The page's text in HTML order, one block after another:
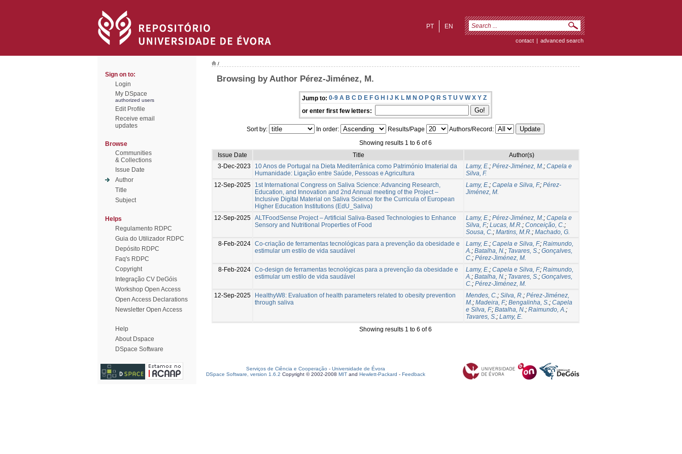
EN
PT
contact | advanced search
Sign on to:
Login
My DSpace
authorized users
Edit Profile
Receive email
updates
Browse
Communities
& Collections
Issue Date
Author
Title
Subject
Helps
Regulamento RDPC
Guia do Utilizador RDPC
Depósito RDPC
Faq's RDPC
Copyright
Integração CV DeGóis
Workshop Open Access
Open Access Declarations
Newsletter Open Access
Help
About Dspace
DSpace Software
/
Browsing by Author Pérez-Jiménez, M.
Jump to: 0-9 A B C D E F G H I J K L M N O P Q R S T U V W X Y Z
or enter first few letters:
Sort by: In order: Results/Page
Authors/Record:
Showing results 1 to 6 of 6
Issue Date
Title
Author(s)
3-Dec-2023
10 Anos de Portugal na Dieta Mediterrânica como Património Imaterial da
Humanidade: Ligação entre Saúde, Pessoas e Agricultura
Lamy, E.; Pérez-Jiménez, M.; Capela e
Silva, F.
12-Sep-2025
1st International Congress on Saliva Science: Advancing Research,
Education, and Innovation and 2nd Annual meeting of the Project –
Inclusive Digital Material on Saliva Science for the Curricula of European
Higher Education Institutions (EdU_Saliva)
Lamy, E.; Capela e Silva, F.; Pérez-
Jiménez, M.
12-Sep-2025 ALTFoodSense Project – Artificial Saliva-Based Technologies to Enhance
Sensory and Nutritional Properties of Food
Lamy, E.; Pérez-Jiménez, M.; Capela e
Silva, F.; Lucas, M.R.; Conceição, C.;
Sousa, C.; Martins, M.R.; Machado, G.
8-Feb-2024 Co-criação de ferramentas tecnológicas para a prevenção da obesidade e
estimular um estilo de vida saudável
Lamy, E.; Capela e Silva, F.; Raimundo,
A.; Batalha, N.; Tavares, S.; Gonçalves,
C.; Pérez-Jiménez, M.
8-Feb-2024 Co-design de ferramentas tecnológicas para a prevenção da obesidade e
estimular um estilo de vida saudável
Lamy, E.; Capela e Silva, F.; Raimundo,
A.; Batalha, N.; Tavares, S.; Gonçalves,
C.; Pérez-Jiménez, M.
12-Sep-2025
HealthyW8: Evaluation of health parameters related to obesity prevention
through saliva
Mendes, C.; Silva, R.; Pérez-Jiménez,
M.; Madeira, F.; Bengalinha, S.; Capela
e Silva, F.; Batalha, N.; Raimundo, A.;
Tavares, S.; Lamy, E.
Showing results 1 to 6 of 6
Serviços de Ciência e Cooperação - Universidade de Évora
DSpace Software, version 1.6.2 Copyright © 2002-2008 MIT and Hewlett-Packard - Feedback